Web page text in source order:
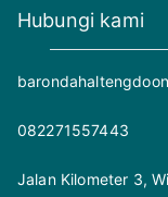
Hubungi kami
082271557443
Jalan Kilometer 3,